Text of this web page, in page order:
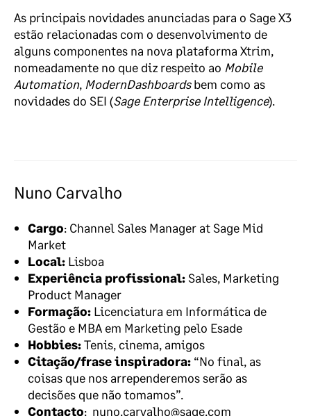
As principais novidades anunciadas para o Sage X3
estão relacionadas com o desenvolvimento de
alguns componentes na nova plataforma Xtrim,
nomeadamente no que diz respeito ao Mobile
Automation, ModernDashboardsbem como as
novidades do SEI (Sage Enterprise Intelligence).
Nuno Carvalho
Cargo: Channel Sales Manager at Sage Mid
Market
Local: Lisboa
Experiência profissional: Sales, Marketing
Product Manager
Formação: Licenciatura em Informática de
Gestão e MBA em Marketing pelo Esade
Hobbies:Tenis, cinema, amigos
Citação/frase inspiradora: “No final, as
coisas que nos arrependeremos serão as
decisões que não tomamos”.
Contacto: nuno.carvalho@sage.com